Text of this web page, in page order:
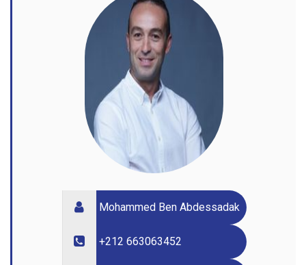
Mohammed Ben Abdessadak
+212 663063452